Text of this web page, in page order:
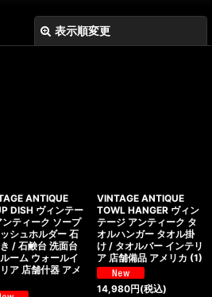
表示順変更
ANTIQUE
DISH ヴィンテー
ンティーク ソープ
シュホルダー 石
/ 石鹸台 洗面台
ーム ウォールイ
ア 店舗什器 アメ
VINTAGE ANTIQUE
TOWL HANGER ヴィン
テージ アンティーク タ
オルハンガー タオル掛
け / タオルバー インテリ
ア 店舗備品 アメリカ (1)
14,980円(税込)